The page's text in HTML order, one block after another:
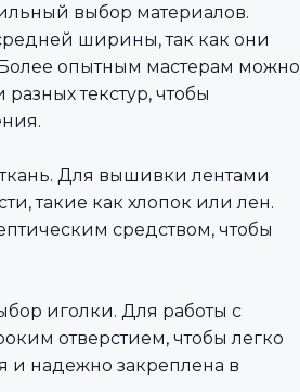
выбор материалов.
ширины, так как они
опытным мастерам можно
текстур, чтобы
Для вышивки лентами
такие как хлопок или лен.
средством, чтобы
иголки. Для работы с
отверстием, чтобы легко
и надежно закреплена в